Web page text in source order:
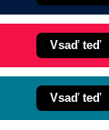
Vsaď teď
Vsaď teď